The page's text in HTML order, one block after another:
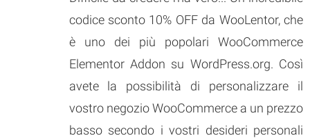
codice sconto 10% OFF da WooLentor, che
è uno dei più popolari WooCommerce
Elementor Addon su WordPress.org. Così
avete la possibilità di personalizzare il
vostro negozio WooCommerce a un prezzo
basso secondo i vostri desideri personali